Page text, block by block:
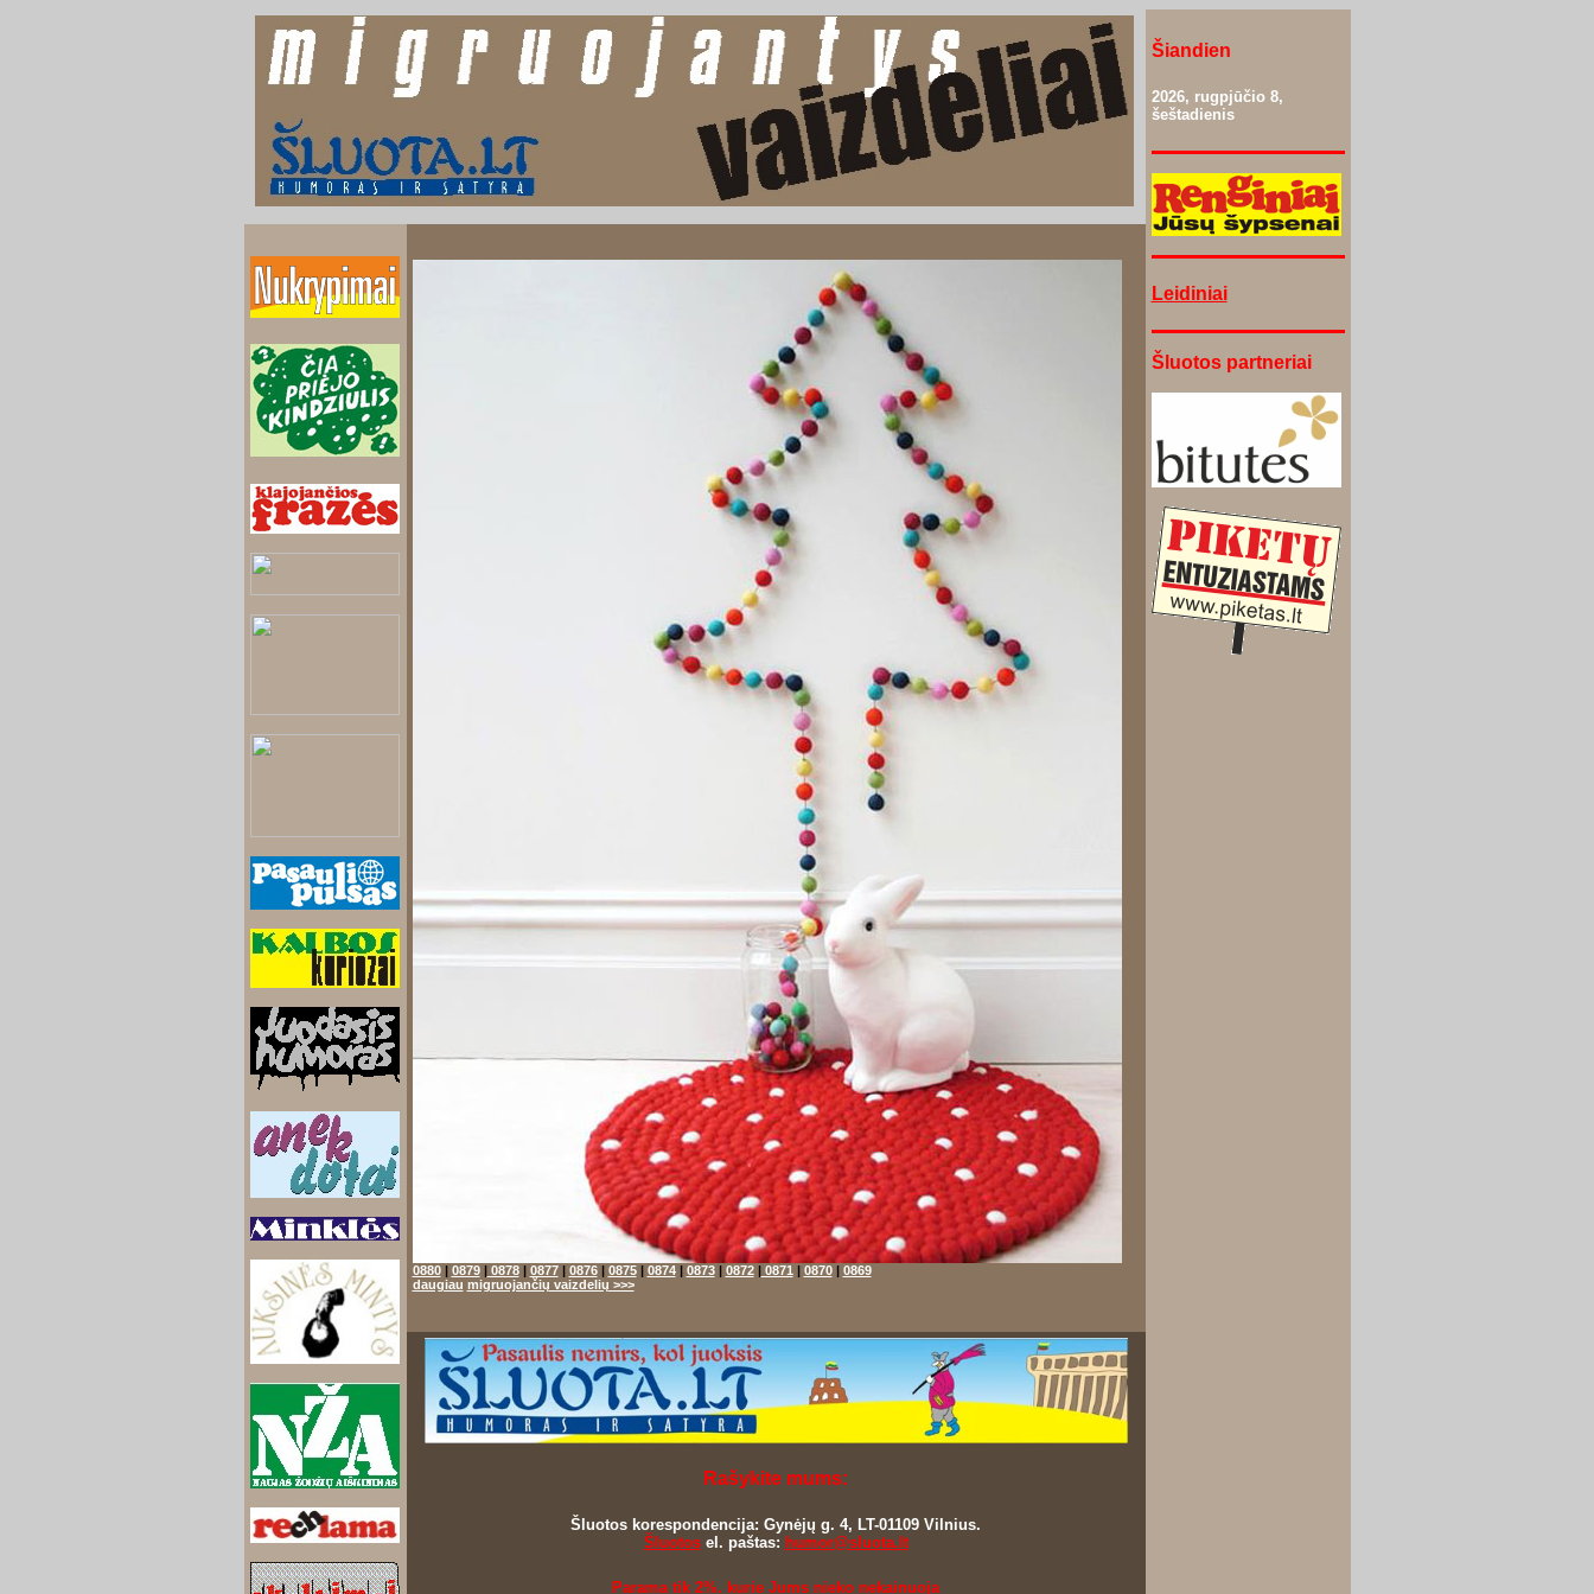
Šiandien
2026, rugpjūčio 8,
šeštadienis
Leidiniai
Šluotos partneriai
0880| 0879|0878| 0877| 0876| 0875| 0874| 0873| 0872|0871 | 0870| 0869
daugiau migruojančių vaizdelių >>>
Rašykite mums:
Šluotos korespondencija: Gynėjų g. 4, LT-01109 Vilnius.
Šluotosel. paštas: humor@sluota.lt
Parama tik 2%. kurie Jums nieko nekainuoja